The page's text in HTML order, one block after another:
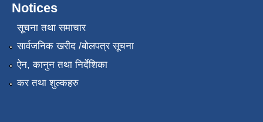
Notices
सूचना तथा समाचार
सार्वजनिक खरीद /बोलपत्र सूचना
ऐन, कानुन तथा निर्देशिका
कर तथा शुल्कहरु